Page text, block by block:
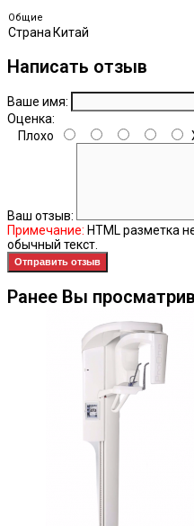
Общие
Страна Китай
Написать отзыв
Ваше имя:
Оценка:
Плохо
Ваш отзыв:
Примечание: HTML разметка
обычный текст.
Отправить отзыв
Ранее Вы